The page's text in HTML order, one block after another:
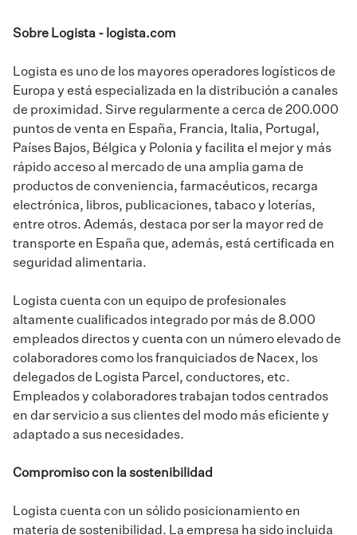
Sobre Logista - logista.com
Logista es uno de los mayores operadores logísticos de
Europa y está especializada en la distribución a canales
de proximidad. Sirve regularmente a cerca de 200.000
puntos de venta en España, Francia, Italia, Portugal,
Países Bajos, Bélgica y Polonia y facilita el mejor y más
rápido acceso al mercado de una amplia gama de
productos de conveniencia, farmacéuticos, recarga
electrónica, libros, publicaciones, tabaco y loterías,
entre otros. Además, destaca por ser la mayor red de
transporte en España que, además, está certificada en
seguridad alimentaria.
Logista cuenta con un equipo de profesionales
altamente cualificados integrado por más de 8.000
empleados directos y cuenta con un número elevado de
colaboradores como los franquiciados de Nacex, los
delegados de Logista Parcel, conductores, etc.
Empleados y colaboradores trabajan todos centrados
en dar servicio a sus clientes del modo más eficiente y
adaptado a sus necesidades.
Compromiso con la sostenibilidad
Logista cuenta con un sólido posicionamiento en
materia de sostenibilidad. La empresa ha sido incluida